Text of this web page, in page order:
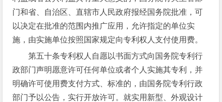
门和省、自治区、直辖市人民政府报经国务院批准，可
以决定在批准的范围内推广应用，允许指定的单位实
施，由实施单位按照国家规定向专利权人支付使用费。
第五十条专利权人自愿以书面方式向国务院专利行
政部门声明愿意许可任何单位或者个人实施其专利，并
明确许可使用费支付方式、标准的，由国务院专利行政
部门予以公告，实行开放许可。就实用新型、外观设计